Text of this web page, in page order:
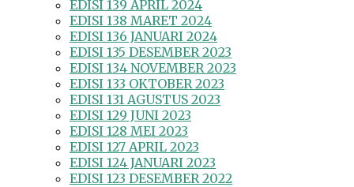
EDISI 139 APRIL 2024
EDISI 138 MARET 2024
EDISI 136 JANUARI 2024
EDISI 135 DESEMBER 2023
EDISI 134 NOVEMBER 2023
EDISI 133 OKTOBER 2023
EDISI 131 AGUSTUS 2023
EDISI 129 JUNI 2023
EDISI 128 MEI 2023
EDISI 127 APRIL 2023
EDISI 124 JANUARI 2023
EDISI 123 DESEMBER 2022